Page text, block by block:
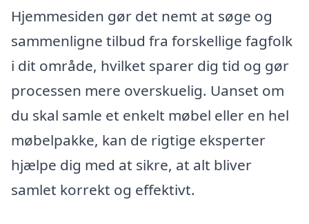
Hjemmesiden gør det nemt at søge og
sammenligne tilbud fra forskellige fagfolk
i dit område, hvilket sparer dig tid og gør
processen mere overskuelig. Uanset om
du skal samle et enkelt møbel eller en hel
møbelpakke, kan de rigtige eksperter
hjælpe dig med at sikre, at alt bliver
samlet korrekt og effektivt.